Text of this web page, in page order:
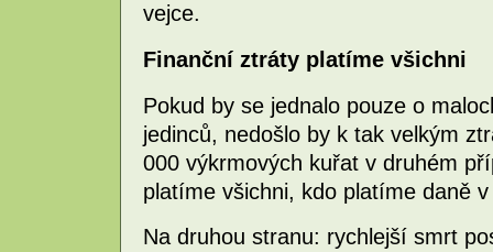
vejce.
Finanční ztráty platíme všichni
Pokud by se jednalo pouze o
jedinců, nedošlo by k tak velkým
000 výkrmových kuřat v druhém
platíme všichni, kdo platíme daně
Na druhou stranu: rychlejší smrt